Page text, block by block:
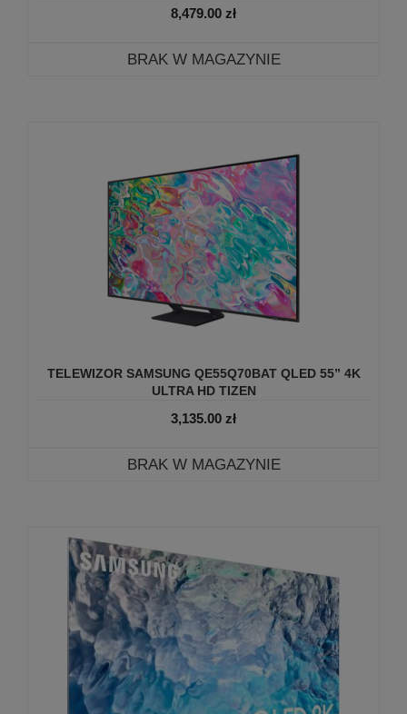
8,479.00 zł
BRAK W MAGAZYNIE
TELEWIZOR SAMSUNG QE55Q70BAT QLED 55” 4K
ULTRA HD TIZEN
3,135.00 zł
BRAK W MAGAZYNIE